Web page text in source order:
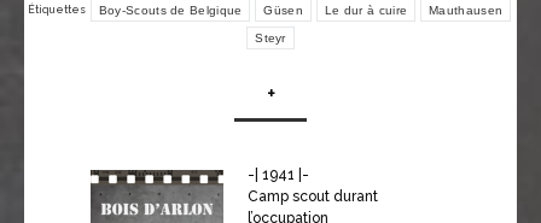
Étiquettes Boy-Scouts de Belgique Güsen Le dur à cuire Mauthausen
Steyr
+
-| 1941 |-
Camp scout durant
l’occupation